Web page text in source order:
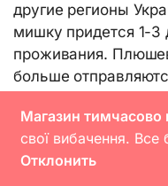
Магазин тимчасово
свої вибачення. Все
Отклонить
другие регионы
мишку придется 1-3
проживания.
больше
Сколько